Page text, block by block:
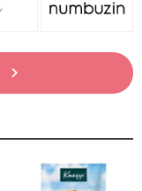
keyboard_arrow_right